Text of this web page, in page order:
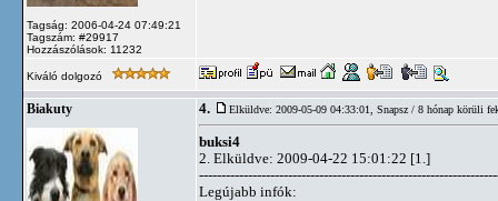
Tagság: 2006-04-24 07:49:21
Tagszám: #29917
Hozzászólások: 11232
Kiváló dolgozó
Biakuty 4. Elküldve: 2009-05-09 04:33:01, Snapsz / 8 hónap körüli
buksi4
2. Elküldve: 2009-04-22 15:01:22 [1.]
Legújabb infók: